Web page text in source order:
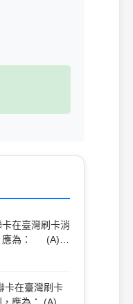
在臺灣刷卡消
應為： (A)人
(D)港幣